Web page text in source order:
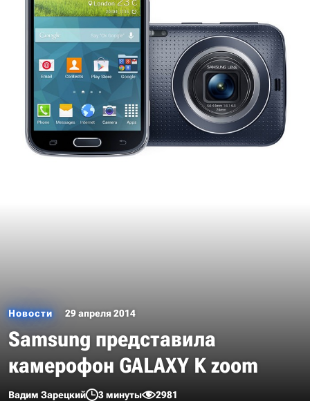
Новости 29 апреля 2014
Samsung представила
камерофон GALAXY K zoom
Вадим Зарецкий 3 минуты 2981